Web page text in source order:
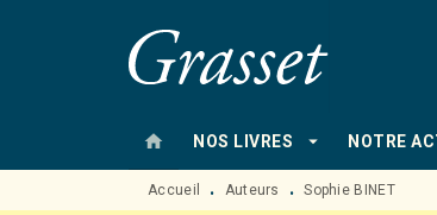
MENU RECHERCHE
home NOS LIVRES arrow_drop_down NOTRE
Accueil • Auteurs • Sophie BINET